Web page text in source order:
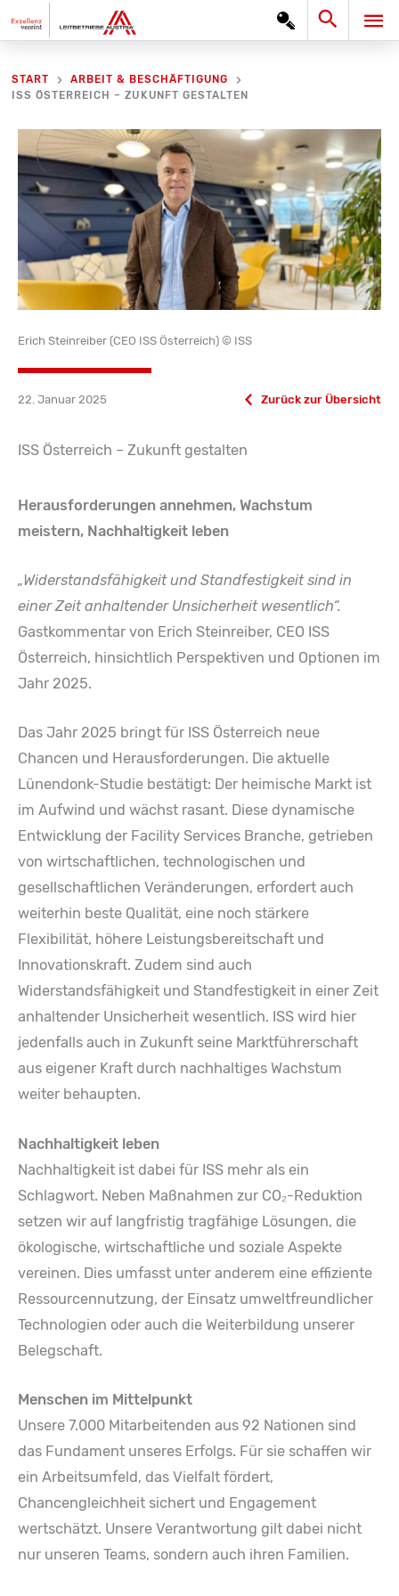
Inhalt
Search
START
ARBEIT & BESCHÄFTIGUNG
ISS ÖSTERREICH – ZUKUNFT GESTALTEN
Erich Steinreiber (CEO ISS Österreich) © ISS
22. Januar 2025 Zurück zur Übersicht
ISS Österreich – Zukunft gestalten
Herausforderungen annehmen, Wachstum
meistern, Nachhaltigkeit leben
„Widerstandsfähigkeit und Standfestigkeit sind in
einer Zeit anhaltender Unsicherheit wesentlich“.
Gastkommentar von Erich Steinreiber, CEO ISS
Österreich, hinsichtlich Perspektiven und Optionen im
Jahr 2025.
Das Jahr 2025 bringt für ISS Österreich neue
Chancen und Herausforderungen. Die aktuelle
Lünendonk-Studie bestätigt: Der heimische Markt ist
im Aufwind und wächst rasant. Diese dynamische
Entwicklung der Facility Services Branche, getrieben
von wirtschaftlichen, technologischen und
gesellschaftlichen Veränderungen, erfordert auch
weiterhin beste Qualität, eine noch stärkere
Flexibilität, höhere Leistungsbereitschaft und
Innovationskraft. Zudem sind auch
Widerstandsfähigkeit und Standfestigkeit in einer Zeit
anhaltender Unsicherheit wesentlich. ISS wird hier
jedenfalls auch in Zukunft seine Marktführerschaft
aus eigener Kraft durch nachhaltiges Wachstum
weiter behaupten.
Nachhaltigkeit leben
Nachhaltigkeit ist dabei für ISS mehr als ein
Schlagwort. Neben Maßnahmen zur CO₂-Reduktion
setzen wir auf langfristig tragfähige Lösungen, die
ökologische, wirtschaftliche und soziale Aspekte
vereinen. Dies umfasst unter anderem eine effiziente
Ressourcennutzung, der Einsatz umweltfreundlicher
Technologien oder auch die Weiterbildung unserer
Belegschaft.
Menschen im Mittelpunkt
Unsere 7.000 Mitarbeitenden aus 92 Nationen sind
das Fundament unseres Erfolgs. Für sie schaffen wir
ein Arbeitsumfeld, das Vielfalt fördert,
Chancengleichheit sichert und Engagement
wertschätzt. Unsere Verantwortung gilt dabei nicht
nur unseren Teams, sondern auch ihren Familien.